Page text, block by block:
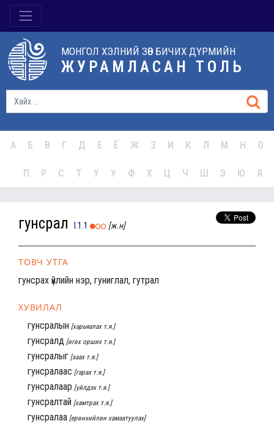
МОНГОЛ ХЭЛНИЙ ЗӨВ БИЧИХ ДҮРМИЙН
ЖУРАМЛАСАН ТОЛЬ
А Б В Г Д Е Ё Ж З И К Л М Н О
П Р С Т У Ү Ф Х Ц Ч Ш Э Ю Я
гунсрал I.1.1 [ж.н]
ТОВЧ УТГА
гунсрах үйлийн нэр, гуниглал, гутрал
ХУВИЛАЛ
гунсралын [харьяалах т.я.]
гунсралд [өгөх орших т.я.]
гунсралыг [заах т.я.]
гунсралаас [гарах т.я.]
гунсралаар [үйлдэх т.я.]
гунсралтай [хамтрах т.я.]
гунсралаа [ерөнхийлөн хамаатуулах]